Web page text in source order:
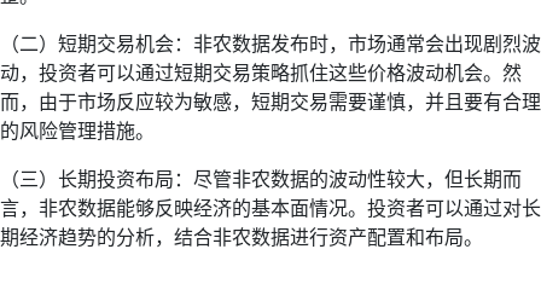
（二）短期交易机会：非农数据发布时，市场通常会出现剧烈波
动，投资者可以通过短期交易策略抓住这些价格波动机会。然
而，由于市场反应较为敏感，短期交易需要谨慎，并且要有合理
的风险管理措施。
（三）长期投资布局：尽管非农数据的波动性较大，但长期而
言，非农数据能够反映经济的基本面情况。投资者可以通过对长
期经济趋势的分析，结合非农数据进行资产配置和布局。